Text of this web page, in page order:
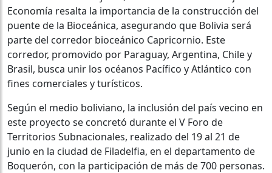
Economía resalta la importancia de la construcción del
puente de la Bioceánica, asegurando que Bolivia será
parte del corredor bioceánico Capricornio. Este
corredor, promovido por Paraguay, Argentina, Chile y
Brasil, busca unir los océanos Pacífico y Atlántico con
fines comerciales y turísticos.
Según el medio boliviano, la inclusión del país vecino en
este proyecto se concretó durante el V Foro de
Territorios Subnacionales, realizado del 19 al 21 de
junio en la ciudad de Filadelfia, en el departamento de
Boquerón, con la participación de más de 700 personas.